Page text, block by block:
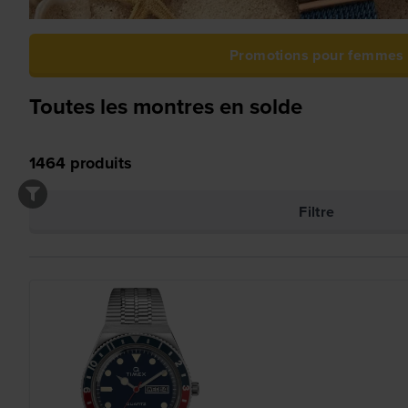
Promotions pour femmes
Toutes les montres en solde
1464 produits
Filtre